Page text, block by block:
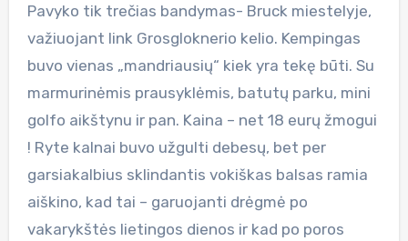
Pavyko tik trečias bandymas- Bruck miestelyje,
važiuojant link Grosgloknerio kelio. Kempingas
buvo vienas „mandriausių“ kiek yra tekę būti. Su
marmurinėmis prausyklėmis, batutų parku, mini
golfo aikštynu ir pan. Kaina – net 18 eurų žmogui
! Ryte kalnai buvo užgulti debesų, bet per
garsiakalbius sklindantis vokiškas balsas ramia
aiškino, kad tai – garuojanti drėgmė po
vakarykštės lietingos dienos ir kad po poros